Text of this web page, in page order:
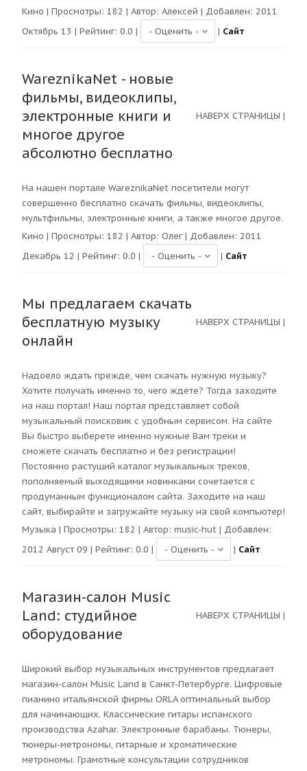
Кино | Просмотры: 182 | Автор: Алексей | Добавлен: 2011
Октябрь 13 | Рейтинг: 0.0 | | Сайт
WareznikaNet - новые
фильмы, видеоклипы,
электронные книги и
многое другое
абсолютно бесплатно
НАВЕРХ СТРАНИЦЫ |
На нашем портале WareznikaNet посетители могут
совершенно бесплатно скачать фильмы, видеоклипы,
мультфильмы, электронные книги, а также многое другое.
Кино | Просмотры: 182 | Автор: Олег| Добавлен: 2011
Декабрь 12 | Рейтинг: 0.0 | | Сайт
Мы предлагаем скачать
бесплатную музыку
онлайн
НАВЕРХ СТРАНИЦЫ |
Надоело ждать прежде, чем скачать нужную музыку?
Хотите получать именно то, чего ждете? Тогда заходите
на наш портал! Наш портал представляет собой
музыкальный поисковик с удобным сервисом. На сайте
Вы быстро выберете именно нужные Вам треки и
сможете скачать бесплатно и без регистрации!
Постоянно растущий каталог музыкальных треков,
пополняемый выходящими новинками сочетается с
продуманным функционалом сайта. Заходите на наш
сайт, выбирайте и загружайте музыку на свой компьютер!
Музыка | Просмотры: 182 | Автор: music-hut | Добавлен:
2012 Август 09 | Рейтинг: 0.0 | | Сайт
Магазин-салон Music
Land: студийное
оборудование
НАВЕРХ СТРАНИЦЫ |
Широкий выбор музыкальных инструментов предлагает
магазин-салон Music Land в Санкт-Петербурге. Цифровые
пианино итальянской фирмы ORLA оптимальный выбор
для начинающих. Классические гитары испанского
производства Azahar. Электронные барабаны. Тюнеры,
тюнеры-метрономы, гитарные и хроматические
метрономы. Грамотные консультации сотрудников